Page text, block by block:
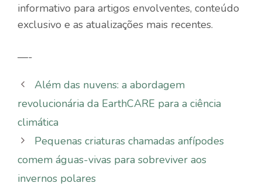
informativo para artigos envolventes, conteúdo
exclusivo e as atualizações mais recentes.
—-
Além das nuvens: a abordagem
revolucionária da EarthCARE para a ciência
climática
Pequenas criaturas chamadas anfípodes
comem águas-vivas para sobreviver aos
invernos polares